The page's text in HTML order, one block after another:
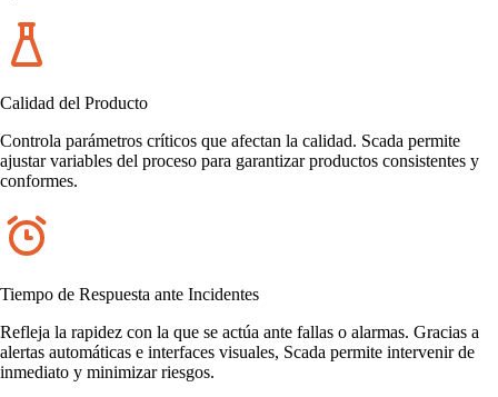
Calidad del Producto
Controla parámetros críticos que afectan la calidad. Scada permite
ajustar variables del proceso para garantizar productos consistentes y
conformes.
Tiempo de Respuesta ante Incidentes
Refleja la rapidez con la que se actúa ante fallas o alarmas. Gracias a
alertas automáticas e interfaces visuales, Scada permite intervenir de
inmediato y minimizar riesgos.